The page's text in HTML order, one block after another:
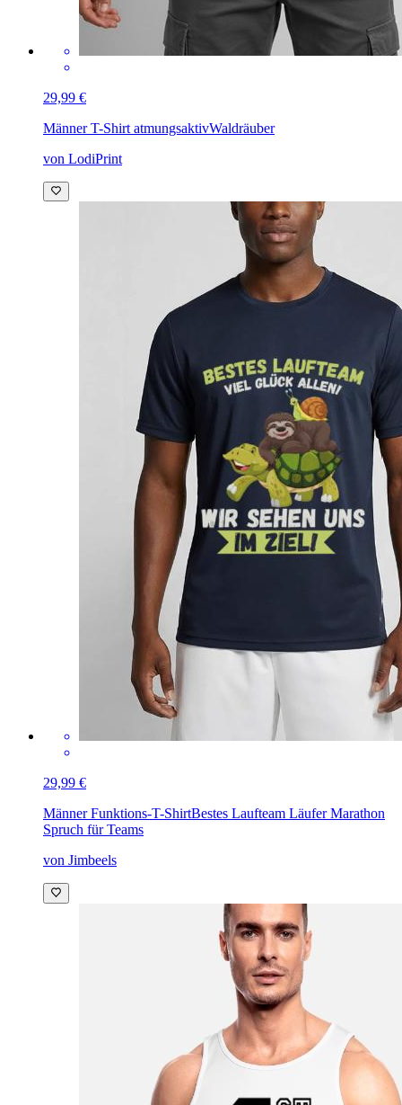
29,99 €
Männer T-Shirt atmungsaktivWaldräuber
von LodiPrint
29,99 €
Männer Funktions-T-ShirtBestes Laufteam Läufer Marathon
Spruch für Teams
von Jimbeels